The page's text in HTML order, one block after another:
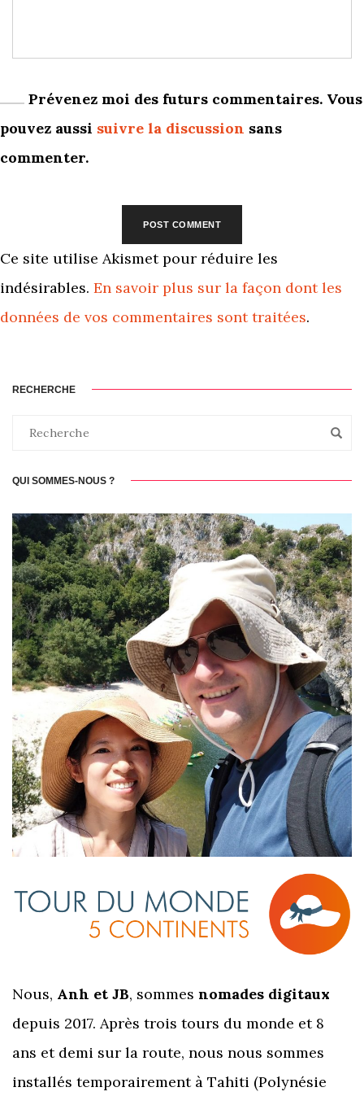
Prévenez moi des futurs commentaires. Vous
pouvez aussi suivre la discussion sans
commenter.
Ce site utilise Akismet pour réduire les
indésirables. En savoir plus sur la façon dont les
données de vos commentaires sont traitées.
RECHERCHE
QUI SOMMES-NOUS ?
Nous, Anh et JB, sommes nomades digitaux
depuis 2017. Après trois tours du monde et 8
ans et demi sur la route, nous nous sommes
installés temporairement à Tahiti (Polynésie